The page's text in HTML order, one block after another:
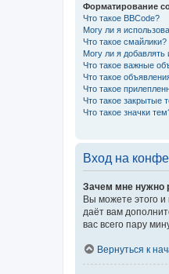
Форматирование
Что такое BBCode?
Могу ли я
Что такое смайлики?
Могу ли я
Что такое важные
Что такое
Что такое
Что такое закрытые
Что такое значки
Вход на
Зачем мне нужно
Вы можете этого и
даёт вам
вас всего пару
Вернуться к